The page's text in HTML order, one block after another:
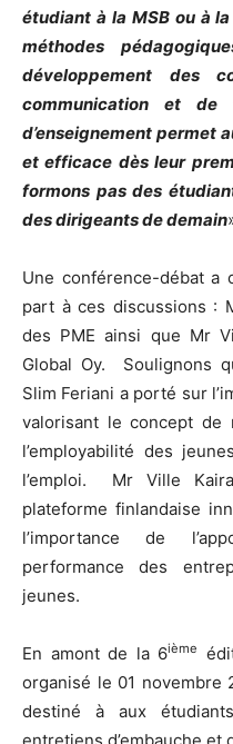
étudiant à la MSB ou à
méthodes
développement des
communication et de
d’enseignement permet
et efficace dès leur
formons pas des
des dirigeants de demain
Une conférence-débat a
part à ces discussions :
des PME ainsi que Mr
Global Oy. Soulignons
Slim Feriani a porté sur
valorisant le concept de
l’employabilité des
l’emploi. Mr Ville
plateforme finlandaise
l’importance de
performance des
jeunes.
En amont de la 6ième
organisé le 01 novembre
destiné à aux